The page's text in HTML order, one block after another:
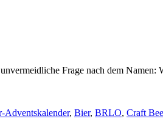
Frage nach dem Namen:
Adventskalender, Bier, BRLO, Craft